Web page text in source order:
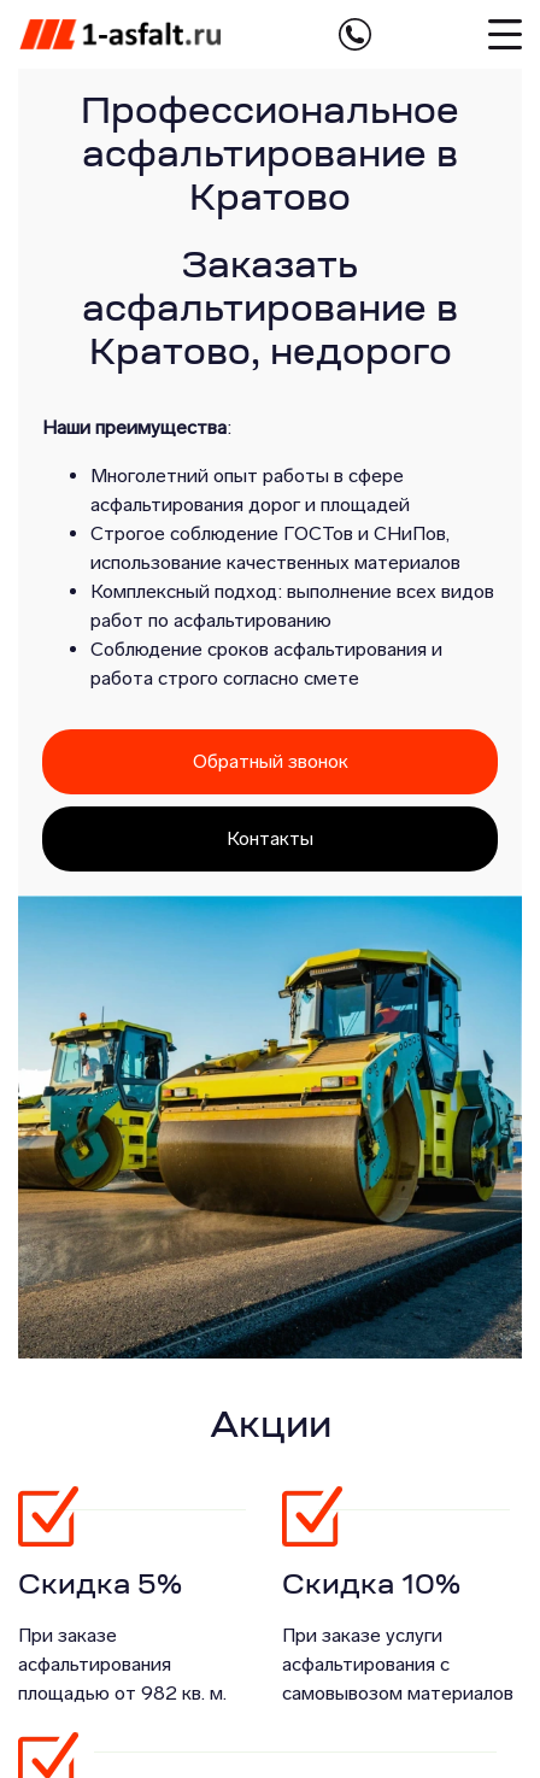
Профессиональное
асфальтирование в
Кратово
Заказать
асфальтирование в
Кратово, недорого
Наши преимущества:
Многолетний опыт работы в сфере
асфальтирования дорог и площадей
Строгое соблюдение ГОСТов и СНиПов,
использование качественных материалов
Комплексный подход: выполнение всех видов
работ по асфальтированию
Соблюдение сроков асфальтирования и
работа строго согласно смете
Обратный звонок
Контакты
Акции
Скидка 5%
При заказе
асфальтирования
площадью от 982 кв. м.
Скидка 10%
При заказе услуги
асфальтирования с
самовывозом материалов